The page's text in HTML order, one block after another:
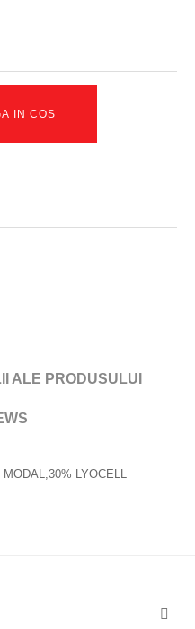
IN COS
ALE PRODUSULUI
LYOCELL
